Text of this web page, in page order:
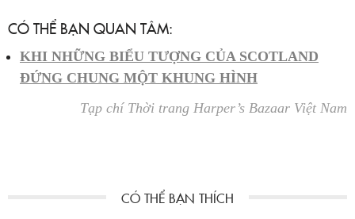
CÓ THỂ BẠN QUAN TÂM:
KHI NHỮNG BIỂU TƯỢNG CỦA SCOTLAND
ĐỨNG CHUNG MỘT KHUNG HÌNH
Tạp chí Thời trang Harper’s Bazaar Việt Nam